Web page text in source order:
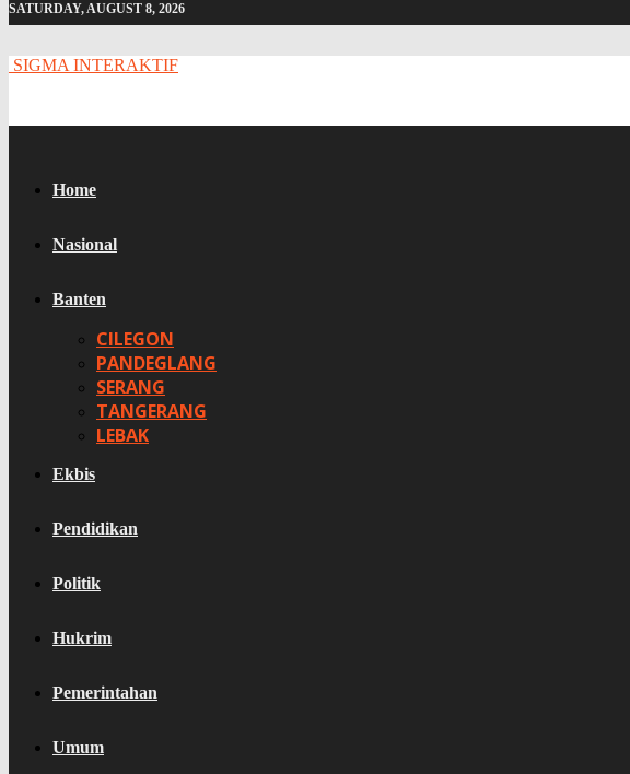
SATURDAY, AUGUST 8, 2026
SIGMA INTERAKTIF
Home
Nasional
Banten
CILEGON
PANDEGLANG
SERANG
TANGERANG
LEBAK
Ekbis
Pendidikan
Politik
Hukrim
Pemerintahan
Umum